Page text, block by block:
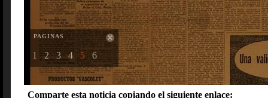
PAGINAS
1 2 3 4 5 6
Comparte esta noticia copiando el siguiente enlace: